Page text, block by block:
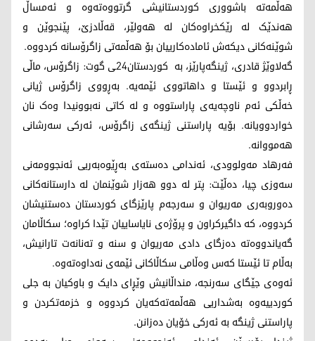
هەڵمەتە باشووری کوردستانیشی گرتووەتەوە و ئەمساڵ
هەندێک لە رێکخراوەکان لە هەولێر، قەڵادزێ، پێنجوێن و
شوێنەکانی دیکەش ئامادەکارییان بۆ هەڵمەتی زاگرۆسانە کردووە.
گەلاوێژ قادری، ژینگەپارێز، بە کوردستان24ـی گوت: زاگرۆس، ماڵی
ڕابردوو و ئێستا و داهاتووی ئێمەیە. بەڕووی زاگرۆس ژیانی
خەڵکی ئەم ناوچەیەی پاراستووە و لە کاتی نەبوونیدا وەک نان
خواردوویانە. بۆیە پاراستنی ژینگەی زاگرۆس، ئەرکی سەرشانی
هەمووانە.
فەرهاد مەولوودی، ئەندامی دەستەی بەڕێوەبەریی ئەنجوومەنی
سەوزی چیا، دەڵێت: پتر لە دوو هەزار شوێنمان لە دارستانەکانی
دەوروبەری مەریوان و سەرجەم پارێزگای کوردستان دەستنیشان
کردووە، کە داگیرکراون و پرۆژەی نایاساییان تێدا کراوە؛ سکاڵامان
گەیاندووەتە دەزگای دادی مەریوان و سنە و تەنانەت تارانیش،
بەڵام تا ئێستا کەس وەڵامی سکاڵاکانی ئێمەی نەداوەتەوە.
ئەوەی جێگای سەرنجە، منداڵانیش وێڕای دایک و باوکیان بە جلی
کوردییەوە بەشداریی هەڵمەتەکەیان کردووە و خزمەتکردن و
پاراستنی ژینگە بە ئەرکی خۆیان دەزانن.